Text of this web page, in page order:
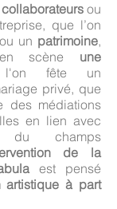
collaborateursou
que l’on
ou un patrimoine,
scène une
fête un
privé, que
des médiations
en lien avec
du champs
de la
est pensé
artistique à part